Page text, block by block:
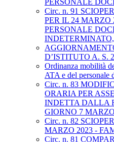
PERSONALE
Circ. n. 91
PER IL 24 MARZO
PERSONALE
D’ISTITUTO A. S.
Ordinanza mobilità
ATA e del personale
Circ. n. 83
ORARIA PER
INDETTA DALLA
GIORNO 7
Circ. n. 82
MARZO 2023 -
Circ. n. 81